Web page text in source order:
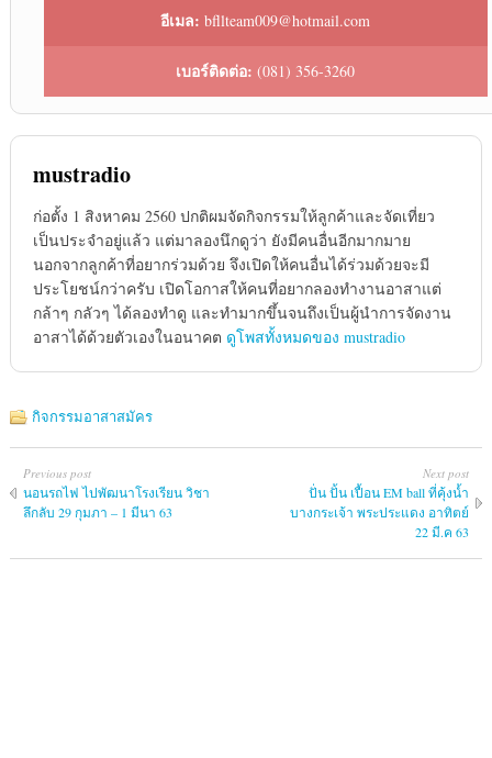
อีเมล: bfllteam009@hotmail.com
เบอร์ติดต่อ: (081) 356-3260
mustradio
ก่อตั้ง 1 สิงหาคม 2560 ปกติผมจัดกิจกรรมให้ลูกค้าและจัดเที่ยว
เป็นประจำอยู่แล้ว แต่มาลองนึกดูว่า ยังมีคนอื่นอีกมากมาย
นอกจากลูกค้าที่อยากร่วมด้วย จึงเปิดให้คนอื่นได้ร่วมด้วยจะมี
ประโยชน์กว่าครับ เปิดโอกาสให้คนที่อยากลองทำงานอาสาแต่
กล้าๆ กลัวๆ ได้ลองทำดู และทำมากขึ้นจนถึงเป็นผู้นำการจัดงาน
อาสาได้ด้วยตัวเองในอนาคต ดูโพสทั้งหมดของ mustradio
กิจกรรมอาสาสมัคร
Previous post
นอนรถไฟ ไปพัฒนาโรงเรียน วิชา
ลึกลับ 29 กุมภา – 1 มีนา 63
Next post
ปั่น ปั้น เปื้อน EM ball ที่คุ้งน้ำ
บางกระเจ้า พระประแดง อาทิตย์
22 มี.ค 63